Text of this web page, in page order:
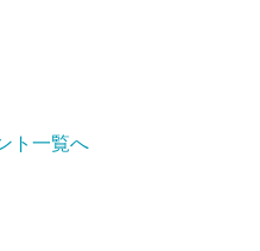
ト一覧へ